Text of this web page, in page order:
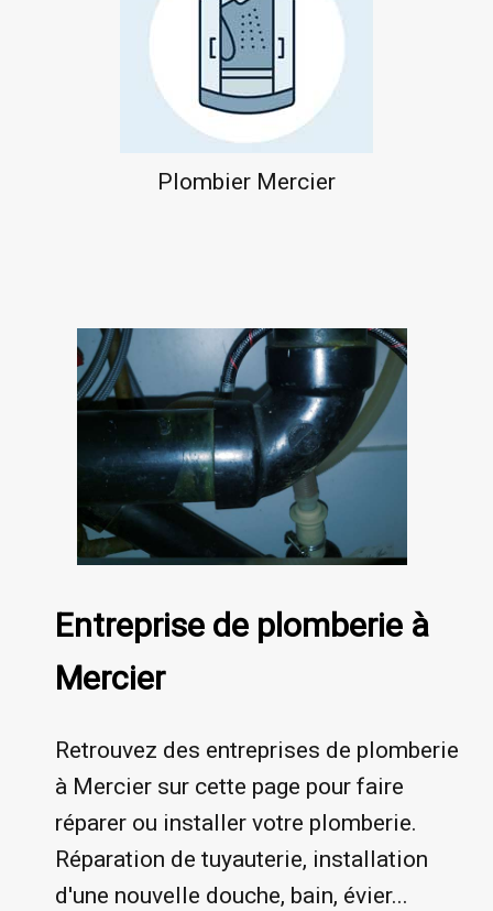
Plombier Mercier
Entreprise de plomberie à
Mercier
Retrouvez des entreprises de plomberie
à Mercier sur cette page pour faire
réparer ou installer votre plomberie.
Réparation de tuyauterie, installation
d'une nouvelle douche, bain, évier...